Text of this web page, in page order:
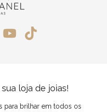
loja de joias!
para brilhar em todos os